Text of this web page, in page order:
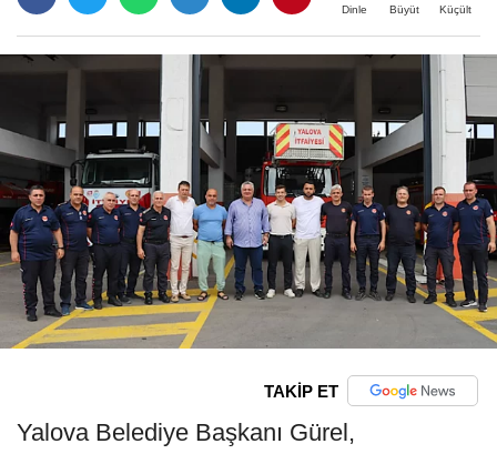
Dinle Büyüt Küçült
TAKİP ET
Yalova Belediye Başkanı Gürel,